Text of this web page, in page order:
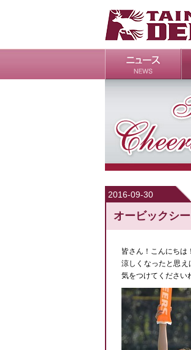
2016-09-30
オービックシ
皆さん！こんにちは
涼しくなったと思
気をつけてください